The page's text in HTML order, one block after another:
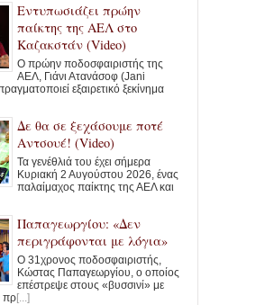
Εντυπωσιάζει πρώην
παίκτης της ΑΕΛ στο
Καζακστάν (Video)
Ο πρώην ποδοσφαιριστής της
ΑΕΛ, Γιάνι Ατανάσοφ (Jani
εξαιρετικό ξεκίνημα
Δε θα σε ξεχάσουμε ποτέ
Αντσουέ! (Video)
Τα γενέθλιά του έχει σήμερα
Κυριακή 2 Αυγούστου 2026, ένας
παλαίμαχος παίκτης της ΑΕΛ και
Παπαγεωργίου: «Δεν
περιγράφονται με λόγια»
Ο 31χρονος ποδοσφαιριστής,
Κώστας Παπαγεωργίου, ο οποίος
επέστρεψε στους «βυσσινί» με
πρ[...]